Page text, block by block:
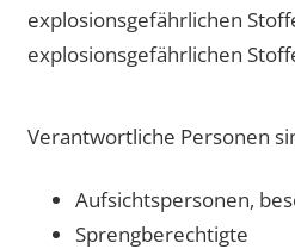
explosionsgefährlichen
explosionsgefährlichen
Verantwortliche Personen
Aufsichtspersonen,
Sprengberechtigte